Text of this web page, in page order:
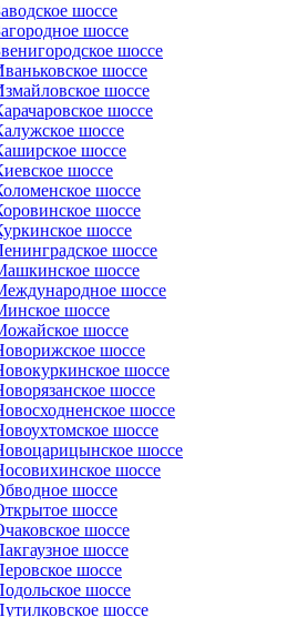
шоссе
шоссе
шоссе
шоссе
шоссе
шоссе
шоссе
шоссе
шоссе
шоссе
шоссе
шоссе
шоссе
шоссе
шоссе
шоссе
шоссе
шоссе
шоссе
шоссе
шоссе
шоссе
шоссе
шоссе
шоссе
шоссе
шоссе
шоссе
шоссе
шоссе
шоссе